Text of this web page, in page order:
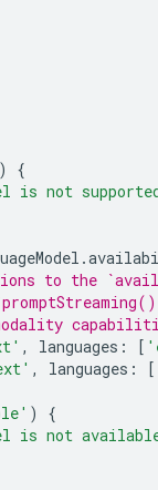
{
is not
.
to the
, languages : [
, languages : [
)
{
is not